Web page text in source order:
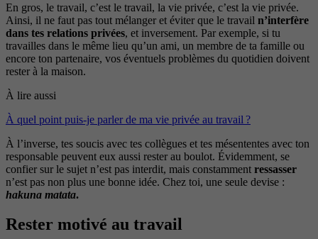
En gros, le travail, c’est le travail, la vie privée, c’est la vie privée.
Ainsi, il ne faut pas tout mélanger et éviter que le travail n’interfère
dans tes relations privées, et inversement. Par exemple, si tu
travailles dans le même lieu qu’un ami, un membre de ta famille ou
encore ton partenaire, vos éventuels problèmes du quotidien doivent
rester à la maison.
À lire aussi
À quel point puis-je parler de ma vie privée au travail ?
À l’inverse, tes soucis avec tes collègues et tes mésententes avec ton
responsable peuvent eux aussi rester au boulot. Évidemment, se
confier sur le sujet n’est pas interdit, mais constamment ressasser
n’est pas non plus une bonne idée. Chez toi, une seule devise :
hakuna matata.
Rester motivé au travail